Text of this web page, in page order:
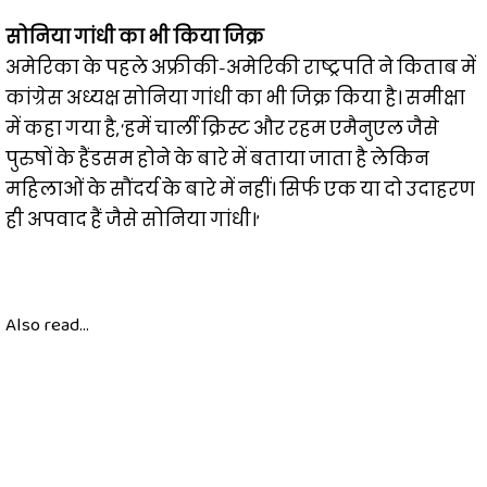
सोनिया गांधी का भी किया जिक्र
अमेरिका के पहले अफ्रीकी-अमेरिकी राष्ट्रपति ने किताब में
कांग्रेस अध्यक्ष सोनिया गांधी का भी जिक्र किया है। समीक्षा
में कहा गया है, ‘हमें चार्ली क्रिस्ट और रहम एमैनुएल जैसे
पुरुषों के हैंडसम होने के बारे में बताया जाता है लेकिन
महिलाओं के सौंदर्य के बारे में नहीं। सिर्फ एक या दो उदाहरण
ही अपवाद हैं जैसे सोनिया गांधी।’
Also read...